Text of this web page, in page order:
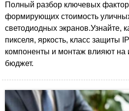
Полный разбор ключевых
формирующих стоимость
светодиодных экранов.Узнайте,
пикселя, яркость, класс защиты
компоненты и монтаж влияют на
бюджет.